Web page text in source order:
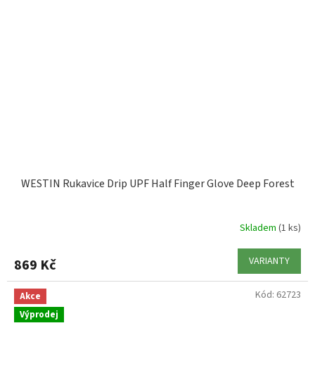
WESTIN Rukavice Drip UPF Half Finger Glove Deep Forest
Skladem (1 ks)
869 Kč VARIANTY
Akce
Výprodej
Kód: 62723